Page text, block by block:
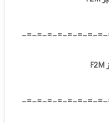
-=-=-=-=-=-=-=-
-=-=-=-=-=-=-=-